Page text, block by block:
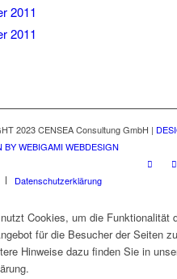
2011
2011
2023 CENSEA Consultung GmbH |
BY WEBIGAMI WEBDESIGN
Datenschutzerklärung
Cookies, um die Funktionalität
für die Besucher der Seiten zu
Hinweise dazu finden Sie in